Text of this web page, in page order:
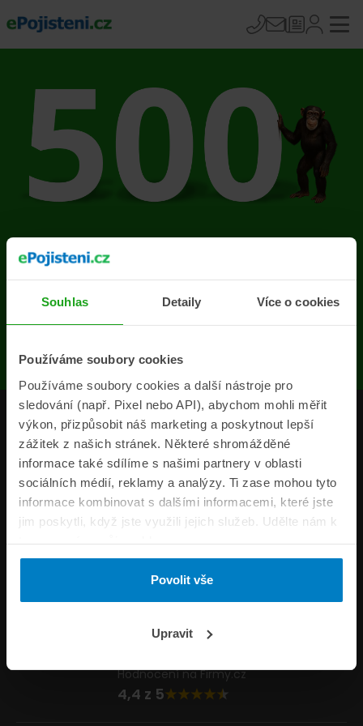
Souhlas Detaily Více o cookies
Používáme soubory cookies
Používáme soubory cookies a další nástroje pro
sledování (např. Pixel nebo API), abychom mohli měřit
výkon, přizpůsobit náš marketing a poskytnout lepší
zážitek z našich stránek. Některé shromážděné
informace také sdílíme s našimi partnery v oblasti
sociálních médií, reklamy a analýzy. Ti zase mohou tyto
informace kombinovat s dalšími informacemi, které jste
jim poskytli, když jste využili jejich služeb. Udělte nám k
tomu prosím svůj souhlas.
Povolit vše
Upravit
Na stránce se vyskytla
chyba
Produkty
Pojišťovny
Informace
ePojisteni.cz
Formuláře
Napište nám
Hodnocení na Firmy.cz
4,4 z 5